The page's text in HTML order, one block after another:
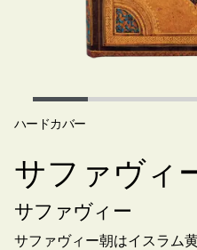
ハードカバー
サファヴィ
サファヴィー
サファヴィー朝はイスラム